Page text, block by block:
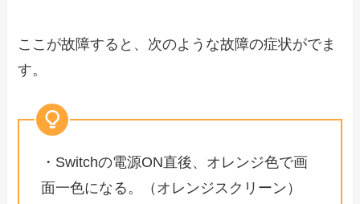
ここが故障すると、次のような故障の症状がでま
す。
・Switchの電源ON直後、オレンジ色で画
面一色になる。（オレンジスクリーン）